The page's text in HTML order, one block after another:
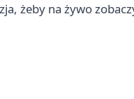
żeby na żywo